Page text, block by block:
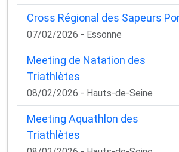
Cross Régional des Sapeurs
07/02/2026 - Essonne
Meeting de Natation des
Triathlètes
08/02/2026 - Hauts-de-Seine
Meeting Aquathlon des
Triathlètes